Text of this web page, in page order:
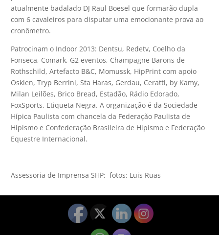
atualmente badalado DJ Raul Boesel que formarão dupla
com 6 cavaleiros para disputar uma emocionante prova ao
cronômetro.
Patrocinam o Indoor 2013: Dentsu, Redetv, Coelho da
Fonseca, Comark, G2 eventos, Champagne Barons de
Rothschild, Artefacto B&C, Momussk, HipPrint com apoio
Osklen, Tryp Berrini, Sta Haras, Gerdau, Ceratti, by Kamy,
Milan Leilões, Brico Bread, Estadão, Rádio Edorado,
FoxSports, Etiqueta Negra. A organização é da Sociedade
Hípica Paulista com chancela da Federação Paulista de
Hipismo e Confederação Brasileira de Hipismo e Federação
Equestre Internacional.
Assessoria de Imprensa SHP; fotos: Luis Ruas